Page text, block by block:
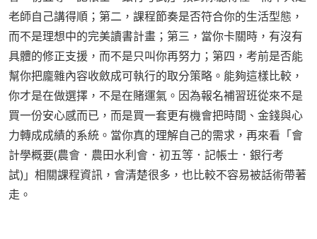
老師自己講得順；第二，課程節奏是否符合你的生活型態，
而不是理想中的完美讀書計畫；第三，當你卡關時，有沒有
具體的修正支援，而不是只叫你再努力；第四，考前是否能
幫你把龐雜內容收斂成可執行的取分策略。能夠這樣比較，
你才是在做選擇，不是在賭運氣。因為報名補習班從來不是
買一份安心感而已，而是買一套更有機會把時間、金錢與心
力轉成成績的系統。當你真的理解自己的需求，再來看「會
計學概要(農會．農田水利會．初五等．記帳士．銀行考
試)」相關課程資訊，會清楚很多，也比較不容易被話術帶著
走。